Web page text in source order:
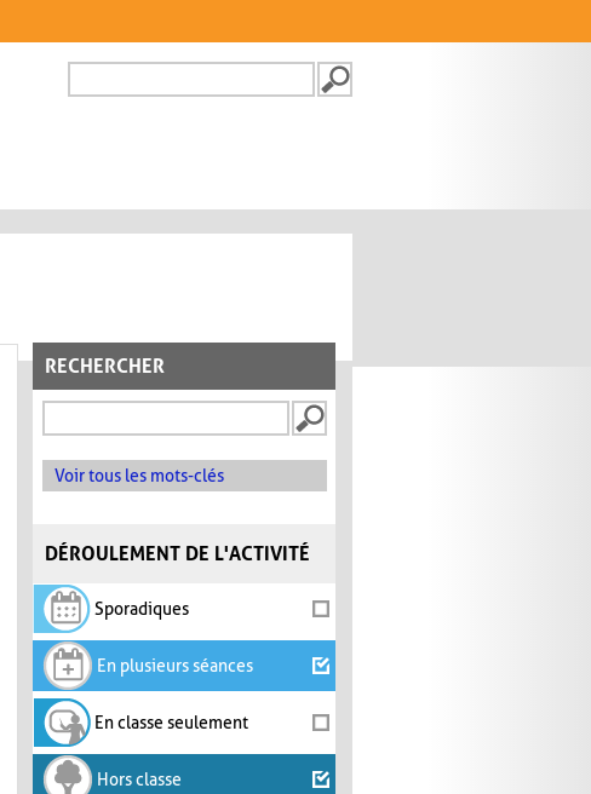
FORMULAIRE DE
RECHERCHER
Voir tous les mots-clés
DÉROULEMENT DE L'ACTIVITÉ
Sporadiques
En plusieurs séances
En classe seulement
Hors classe